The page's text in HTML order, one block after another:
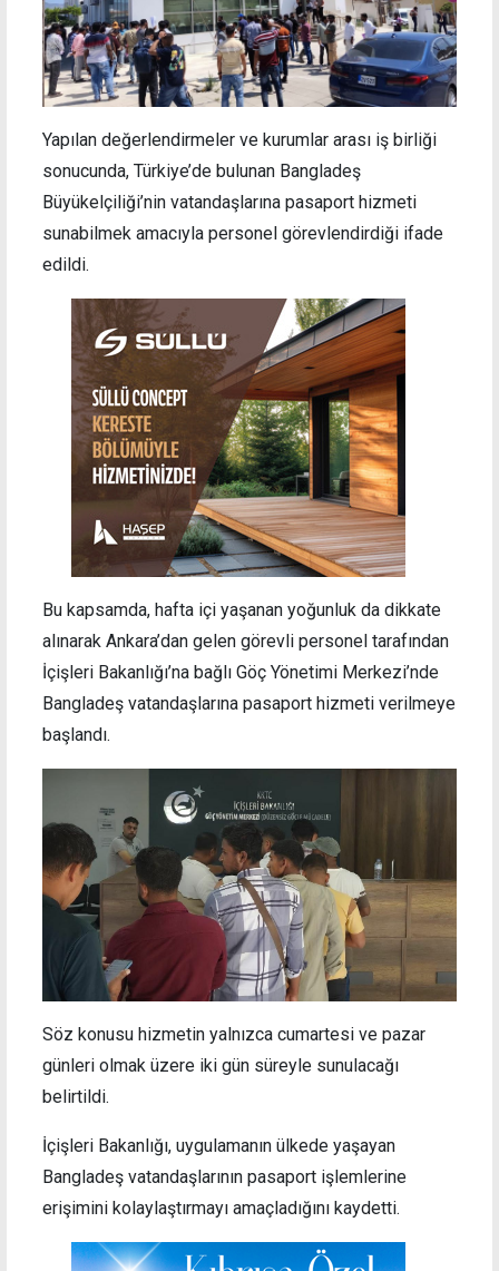
Yapılan değerlendirmeler ve kurumlar arası iş birliği
sonucunda, Türkiye’de bulunan Bangladeş
Büyükelçiliği’nin vatandaşlarına pasaport hizmeti
sunabilmek amacıyla personel görevlendirdiği ifade
edildi.
Bu kapsamda, hafta içi yaşanan yoğunluk da dikkate
alınarak Ankara’dan gelen görevli personel tarafından
İçişleri Bakanlığı’na bağlı Göç Yönetimi Merkezi’nde
Bangladeş vatandaşlarına pasaport hizmeti verilmeye
başlandı.
Söz konusu hizmetin yalnızca cumartesi ve pazar
günleri olmak üzere iki gün süreyle sunulacağı
belirtildi.
İçişleri Bakanlığı, uygulamanın ülkede yaşayan
Bangladeş vatandaşlarının pasaport işlemlerine
erişimini kolaylaştırmayı amaçladığını kaydetti.